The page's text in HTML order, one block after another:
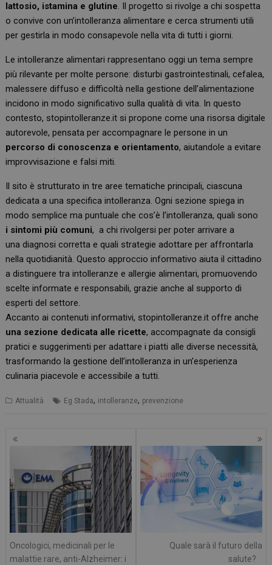
lattosio, istamina e glutine. Il progetto si rivolge a chi sospetta
o convive con un’intolleranza alimentare e cerca strumenti utili
per gestirla in modo consapevole nella vita di tutti i giorni.
Le intolleranze alimentari rappresentano oggi un tema sempre
più rilevante per molte persone: disturbi gastrointestinali, cefalea,
malessere diffuso e difficoltà nella gestione dell’alimentazione
incidono in modo significativo sulla qualità di vita. In questo
contesto, stopintolleranze.it si propone come unarisorsa digitale
autorevole, pensata per accompagnare le persone in un
percorso di conoscenza e orientamento, aiutandole a evitare
improvvisazione e falsi miti.
Il sito è strutturato intre aree tematiche principali, ciascuna
dedicata a una specifica intolleranza. Ogni sezione spiega in
modo semplice ma puntualeche cos’è l’intolleranza, quali sono
i sintomi più comuni,a chi rivolgersi per poter arrivare a
unadiagnosi corretta e quali strategieadottare per affrontarla
nella quotidianità. Questo approccio informativo aiuta il cittadino
a distinguere tra intolleranze e allergie alimentari, promuovendo
scelte informate e responsabili, grazie anche al supporto di
esperti del settore.
Accanto ai contenuti informativi, stopintolleranze.it offre anche
una sezione dedicata alle ricette, accompagnate da consigli
pratici e suggerimenti per adattare i piatti alle diverse necessità,
trasformando la gestione dell’intolleranza in un’esperienza
culinaria piacevole e accessibile a tutti.
Attualità Eg Stada, intolleranze, prevenzione
Navigazione
Oncologici, medicinali per le
malattie rare, anti-Alzheimer: i
Quale sarà il futuro della
salute?